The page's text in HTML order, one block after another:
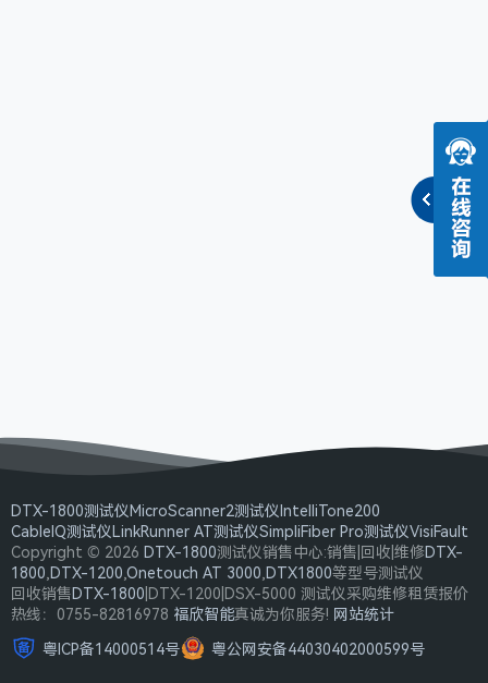
DTX-1800测试仪MicroScanner2测试仪IntelliTone200
CableIQ测试仪LinkRunner AT测试仪SimpliFiber Pro测试仪VisiFault
Copyright © 2026 DTX-1800测试仪销售中心:销售|回收|维修DTX-
1800,DTX-1200,Onetouch AT 3000,DTX1800等型号测试仪
回收销售DTX-1800|DTX-1200|DSX-5000 测试仪采购维修租赁报价
热线：0755-82816978 福欣智能真诚为你服务! 网站统计
粤ICP备14000514号
粤公网安备44030402000599号